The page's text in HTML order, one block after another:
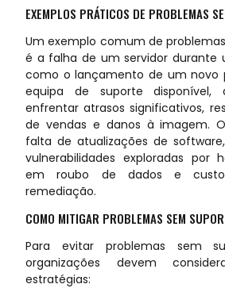
EXEMPLOS PRÁTICOS DE PROBLEMAS
Um exemplo comum de
é a falha de um servidor durante
como o lançamento de um novo
equipa de suporte disponível,
enfrentar atrasos significativos,
de vendas e danos à imagem.
falta de atualizações de
vulnerabilidades exploradas por
em roubo de dados e
remediação.
COMO MITIGAR PROBLEMAS SEM
Para evitar problemas sem
organizações devem
estratégias: